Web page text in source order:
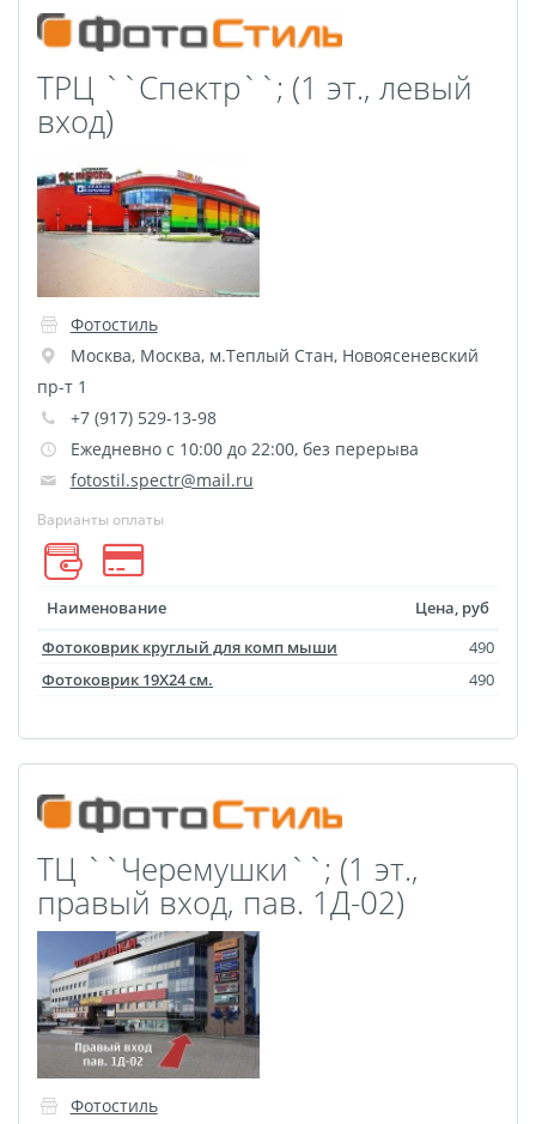
Печать на CD/DVD
Металлическая
пластина
Фото на медали
Фото на брелках
Фото на часах
Фото на подушке
Фото на галстуке
Фото на фартуке
Фото на сумке
Фотомагниты
Фото на тарелке
Фото на кружках
Фото на футболках
Фото на бейсболке
Фото на чехле телефона
Фото на значке
Фотосъемка в студии
Сланцы
Ритуальная керамика
Обложка для
Брелок Госномер
Кухонные
принадлежности
Фото на стеклянной
рамке
Календарь-плакат
ТРЦ ``Спектр``; (1 эт., левый
вход)
Фотостиль
Москва, Москва, м.Теплый Стан, Новоясеневский
пр-т 1
+7 (917) 529-13-98
Ежедневно с 10:00 до 22:00, без перерыва
fotostil.spectr@mail.ru
Варианты оплаты
Наименование
Цена, руб
Фотоковрик круглый для комп мыши
490
Фотоковрик 19X24 см.
490
ТЦ ``Черемушки``; (1 эт.,
правый вход, пав. 1Д-02)
Фотостиль